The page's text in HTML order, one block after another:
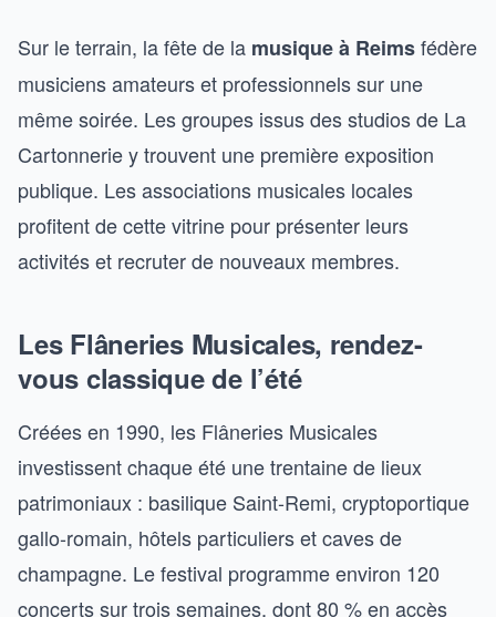
Sur le terrain, la fête de la musique à Reimsfédère
musiciens amateurs et professionnels sur une
même soirée. Les groupes issus des studios de La
Cartonnerie y trouvent une première exposition
publique. Les associations musicales locales
profitent de cette vitrine pour présenter leurs
activités et recruter de nouveaux membres.
Les Flâneries Musicales, rendez-
vous classique de l’été
Créées en 1990, les Flâneries Musicales
investissent chaque été une trentaine de lieux
patrimoniaux : basilique Saint-Remi, cryptoportique
gallo-romain, hôtels particuliers et caves de
champagne. Le festival programme environ 120
concerts sur trois semaines, dont 80 % en accès